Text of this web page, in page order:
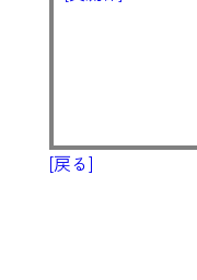
[戻る]